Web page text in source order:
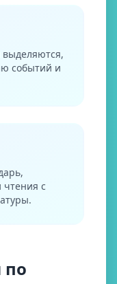
событий и
с
по